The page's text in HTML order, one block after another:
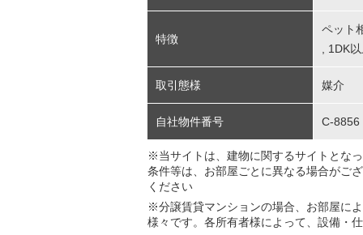
特徴
ペット
1DK
取引態様 媒介
自社物件番号 C-8856
※当サイトは、建物に関するサイトとな
条件等は、お部屋ごとに異なる場合がご
ください
※分譲賃貸マンションの場合、お部屋に
様々です。各所有者様によって、設備・